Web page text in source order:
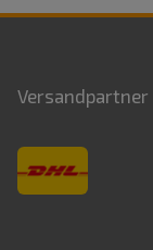
Versandpartner